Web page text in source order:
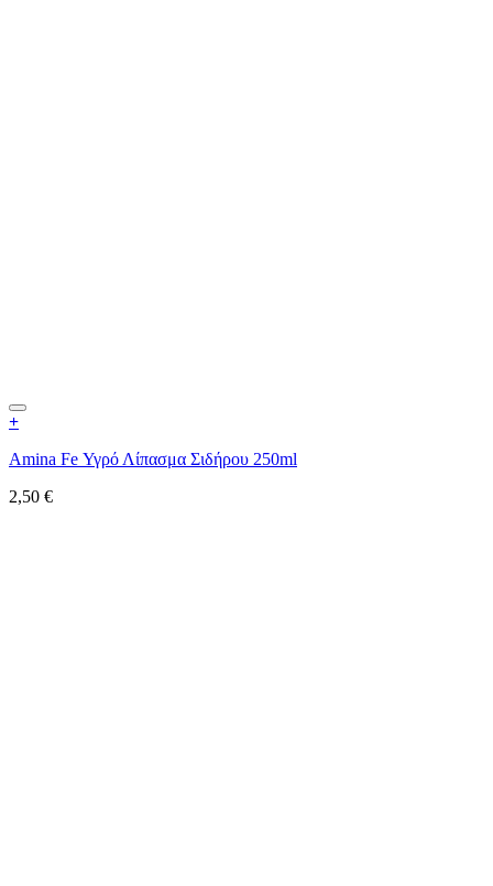
+
Amina Fe Υγρό Λίπασμα Σιδήρου 250ml
2,50 €